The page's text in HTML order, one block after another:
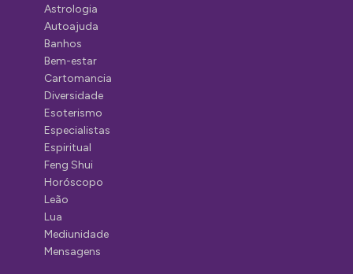
Astrologia
Autoajuda
Banhos
Bem-estar
Cartomancia
Diversidade
Esoterismo
Especialistas
Espiritual
Feng Shui
Horóscopo
Leão
Lua
Mediunidade
Mensagens